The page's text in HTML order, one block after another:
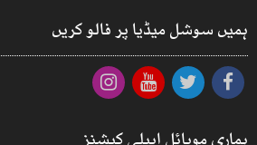
ہمیں سوشل میڈیا پر فالو کریں